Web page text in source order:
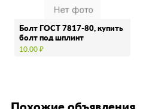
Болт ГОСТ 7817-80, купить
болт под шплинт
10.00 ₽